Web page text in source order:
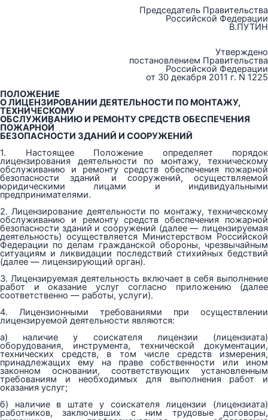
Председатель Правительства
Российской Федерации
В.ПУТИН
Утверждено
постановлением Правительства
Российской Федерации
от 30 декабря 2011 г. N 1225
ПОЛОЖЕНИЕ
О ЛИЦЕНЗИРОВАНИИ ДЕЯТЕЛЬНОСТИ ПО МОНТАЖУ,
ТЕХНИЧЕСКОМУ
ОБСЛУЖИВАНИЮ И РЕМОНТУ СРЕДСТВ ОБЕСПЕЧЕНИЯ
ПОЖАРНОЙ
БЕЗОПАСНОСТИ ЗДАНИЙ И СООРУЖЕНИЙ
1. Настоящее Положение определяет порядок
лицензирования деятельности по монтажу, техническому
обслуживанию и ремонту средств обеспечения пожарной
безопасности зданий и сооружений, осуществляемой
юридическими лицами и индивидуальными
предпринимателями.
2. Лицензирование деятельности по монтажу, техническому
обслуживанию и ремонту средств обеспечения пожарной
безопасности зданий и сооружений (далее — лицензируемая
деятельность) осуществляется Министерством Российской
Федерации по делам гражданской обороны, чрезвычайным
ситуациям и ликвидации последствий стихийных бедствий
(далее — лицензирующий орган).
3. Лицензируемая деятельность включает в себя выполнение
работ и оказание услуг согласно приложению (далее
соответственно — работы, услуги).
4. Лицензионными требованиями при осуществлении
лицензируемой деятельности являются:
а) наличие у соискателя лицензии (лицензиата)
оборудования, инструмента, технической документации,
технических средств, в том числе средств измерения,
принадлежащих ему на праве собственности или ином
законном основании, соответствующих установленным
требованиям и необходимых для выполнения работ и
оказания услуг;
б) наличие в штате у соискателя лицензии (лицензиата)
работников, заключивших с ним трудовые договоры,